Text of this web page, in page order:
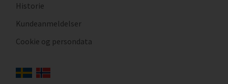
Historie
Kundeanmeldelser
Cookie og persondata